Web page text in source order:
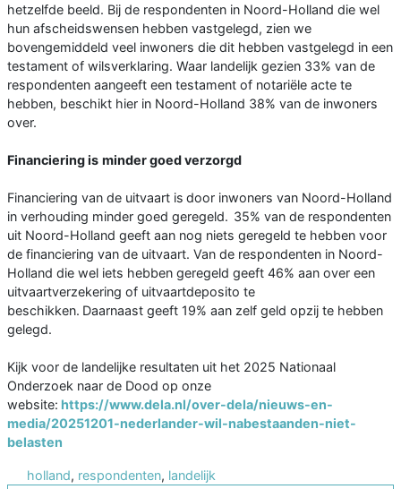
hetzelfde beeld. Bij de respondenten in Noord-Holland die wel
hun afscheidswensen hebben vastgelegd, zien we
bovengemiddeld veel inwoners die dit hebben vastgelegd in een
testament of wilsverklaring. Waar landelijk gezien 33% van de
respondenten aangeeft een testament of notariële acte te
hebben, beschikt hier in Noord-Holland 38% van de inwoners
over.
Financiering is minder goed verzorgd
Financiering van de uitvaart is door inwoners van Noord-Holland
in verhouding minder goed geregeld. 35% van de respondenten
uit Noord-Holland geeft aan nog niets geregeld te hebben voor
de financiering van de uitvaart. Van de respondenten in Noord-
Holland die wel iets hebben geregeld geeft 46% aan over een
uitvaartverzekering of uitvaartdeposito te
beschikken. Daarnaast geeft 19% aan zelf geld opzij te hebben
gelegd.
Kijk voor de landelijke resultaten uit het 2025 Nationaal
Onderzoek naar de Dood op onze
website: https://www.dela.nl/over-dela/nieuws-en-
media/20251201-nederlander-wil-nabestaanden-niet-
belasten
holland, respondenten, landelijk